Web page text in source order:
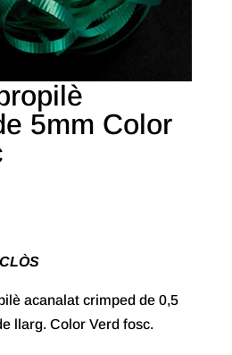
5mm Color
acanalat crimped de 0,5
llarg. Color Verd fosc.